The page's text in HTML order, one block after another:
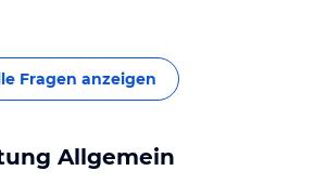
Fragen anzeigen
Allgemein